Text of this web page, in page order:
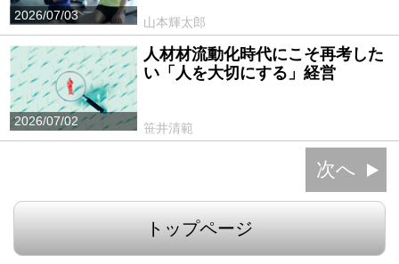
2026/07/03
山本輝太郎
2026/07/02
人材材流動化時代にこそ再考した
い「人を大切にする」経営
笹井清範
次へ
トップページ